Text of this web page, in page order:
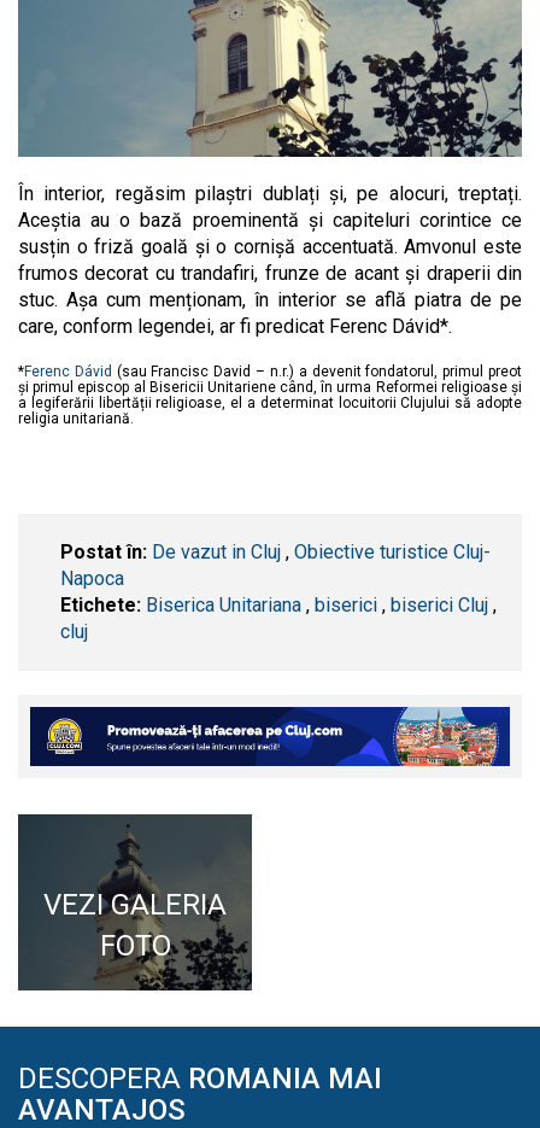
În interior, regăsim pilaștri dublați și, pe alocuri, treptați.
Aceștia au o bază proeminentă și capiteluri corintice ce
susțin o friză goală și o cornișă accentuată. Amvonul este
frumos decorat cu trandafiri, frunze de acant și draperii din
stuc. Așa cum menționam, în interior se află piatra de pe
care, conform legendei, ar fi predicat Ferenc Dávid*.
*Ferenc Dávid (sau Francisc David – n.r.) a devenit fondatorul, primul preot
și primul episcop al Bisericii Unitariene când, în urma Reformei religioase și
a legiferării libertății religioase, el a determinat locuitorii Clujului să adopte
religia unitariană.
Postat în: De vazut in Cluj , Obiective turistice Cluj-
Napoca
Etichete: Biserica Unitariana , biserici , biserici Cluj ,
cluj
VEZI GALERIA
FOTO
DESCOPERA ROMANIA MAI
AVANTAJOS